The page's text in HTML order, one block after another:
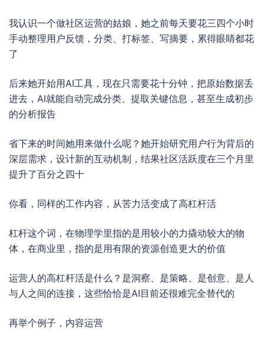
我认识一个做社区运营的姑娘，她之前每天要花三四个小时
手动整理用户反馈，分类、打标签、写摘要，累得眼睛都花
了
后来她开始用AI工具，现在只需要花十分钟，把原始数据丢
进去，AI就能自动完成分类、提取关键信息，甚至生成初步
的分析报告
省下来的时间她用来做什么呢？她开始研究用户行为背后的
深层需求，设计新的互动机制，结果社区活跃度在三个月里
提升了百分之四十
你看，同样的工作内容，从苦力活变成了高杠杆活
杠杆这个词，在物理学里指的是用较小的力撬动较大的物
体，在商业里，指的是用有限的资源创造更大的价值
运营人的高杠杆活是什么？是洞察、是策略、是创意、是人
与人之间的连接，这些恰恰是AI目前还很难完全替代的
再举个例子，内容运营